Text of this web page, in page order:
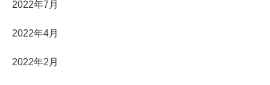
2022年7月
2022年4月
2022年2月